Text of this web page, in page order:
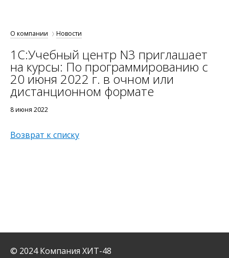
О компании Новости
1С:Учебный центр N3 приглашает
на курсы: По программированию с
20 июня 2022 г. в очном или
дистанционном формате
8 июня 2022
Возврат к списку
© 2024 Компания ХИТ-48